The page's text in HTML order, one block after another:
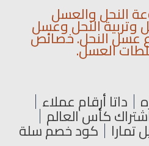
النحل والعسل
وتربية النحل وعسل
عسل النحل. خصائص
العسل.
داتا أرقام عملاء
كأس العالم
تمارا كود خصم سلة